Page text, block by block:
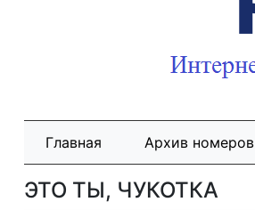
Главная Архив номеров
ЭТО ТЫ, ЧУКОТКА